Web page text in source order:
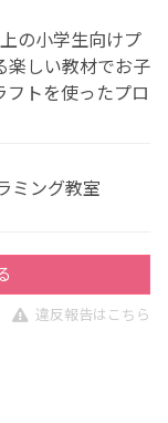
の小学生向けプ
楽しい教材でお子
トを使ったプロ
ミング教室
違反報告はこちら